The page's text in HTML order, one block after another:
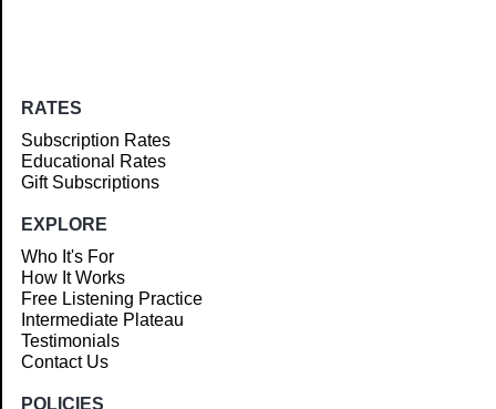
RATES
Subscription Rates
Educational Rates
Gift Subscriptions
EXPLORE
Who It's For
How It Works
Free Listening Practice
Intermediate Plateau
Testimonials
Contact Us
POLICIES